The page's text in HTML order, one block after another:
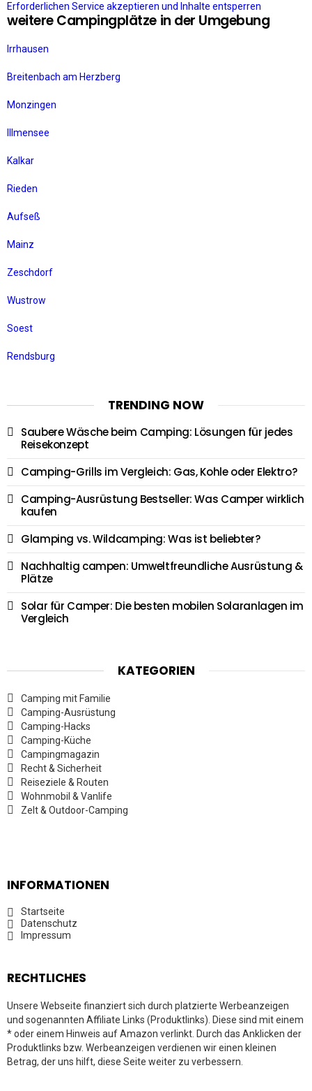
Erforderlichen Service akzeptieren und Inhalte entsperren
weitere Campingplätze in der Umgebung
Irrhausen
Breitenbach am Herzberg
Monzingen
Illmensee
Kalkar
Rieden
Aufseß
Mainz
Zeschdorf
Wustrow
Soest
Rendsburg
TRENDING NOW
Saubere Wäsche beim Camping: Lösungen für jedes
Reisekonzept
Camping-Grills im Vergleich: Gas, Kohle oder Elektro?
Camping-Ausrüstung Bestseller: Was Camper wirklich
kaufen
Glamping vs. Wildcamping: Was ist beliebter?
Nachhaltig campen: Umweltfreundliche Ausrüstung &
Plätze
Solar für Camper: Die besten mobilen Solaranlagen im
Vergleich
KATEGORIEN
Camping mit Familie
Camping-Ausrüstung
Camping-Hacks
Camping-Küche
Campingmagazin
Recht & Sicherheit
Reiseziele & Routen
Wohnmobil & Vanlife
Zelt & Outdoor-Camping
INFORMATIONEN
Startseite
Datenschutz
Impressum
RECHTLICHES
Unsere Webseite finanziert sich durch platzierte Werbeanzeigen
und sogenannten Affiliate Links (Produktlinks). Diese sind mit einem
* oder einem Hinweis auf Amazon verlinkt. Durch das Anklicken der
Produktlinks bzw. Werbeanzeigen verdienen wir einen kleinen
Betrag, der uns hilft, diese Seite weiter zu verbessern.